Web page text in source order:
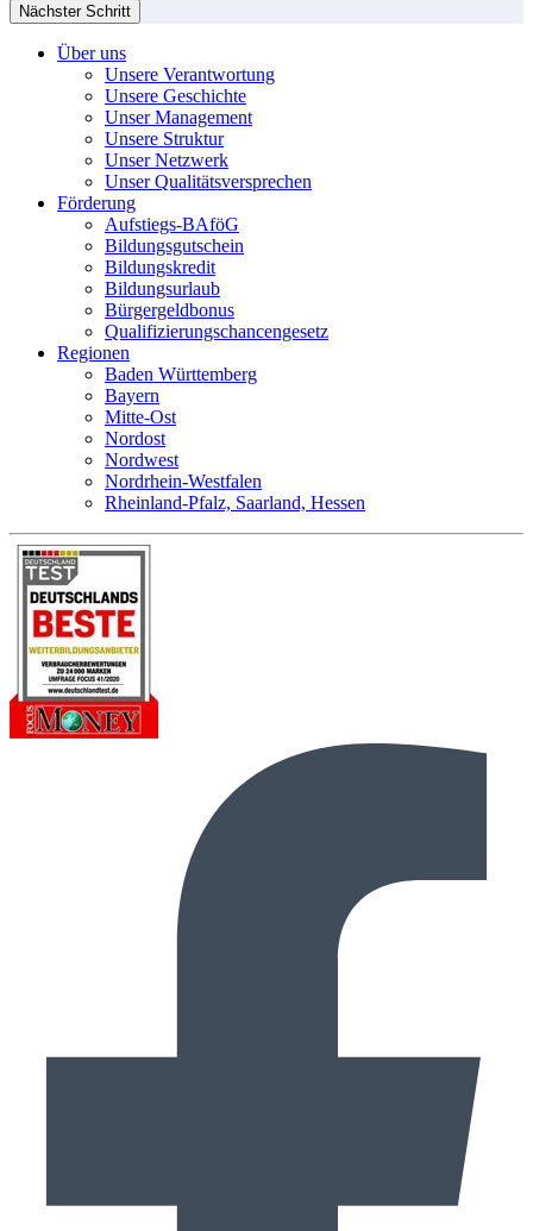
Nächster Schritt
Über uns
Unsere Verantwortung
Unsere Geschichte
Unser Management
Unsere Struktur
Unser Netzwerk
Unser Qualitätsversprechen
Förderung
Aufstiegs-BAföG
Bildungsgutschein
Bildungskredit
Bildungsurlaub
Bürgergeldbonus
Qualifizierungschancengesetz
Regionen
Baden Württemberg
Bayern
Mitte-Ost
Nordost
Nordwest
Nordrhein-Westfalen
Rheinland-Pfalz, Saarland, Hessen